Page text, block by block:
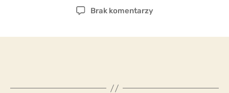
wpisu
Brak komentarzydo